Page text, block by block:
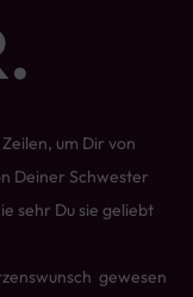
um Dir von
Deiner Schwester
sehr Du sie geliebt
gewesen